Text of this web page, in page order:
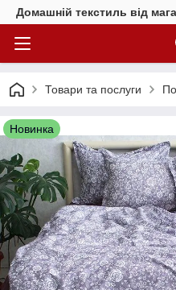
Домашній текстиль від
Товари та послуги
Новинка